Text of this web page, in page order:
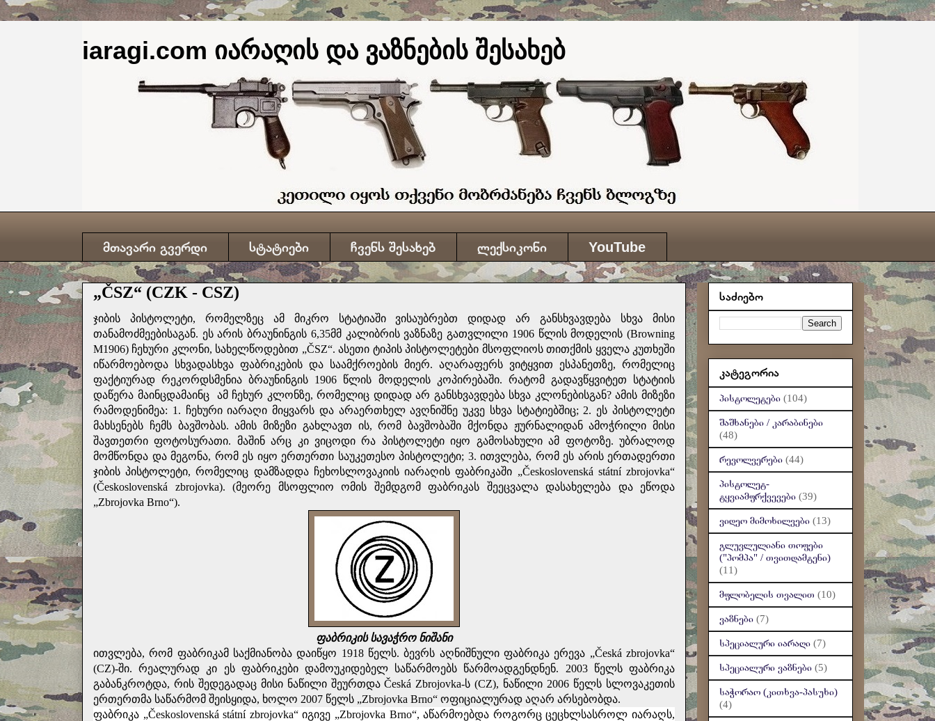
iaragi.com იარაღის და ვაზნების შესახებ
მთავარი გვერდი სტატიები ჩვენს შესახებ ლექსიკონი YouTube
„ČSZ“ (CZK - CSZ)
ჯიბის პისტოლეტი, რომელზეც ამ მიკრო სტატიაში ვისაუბრებთ დიდად არ განსხვავდება სხვა მისი
თანამოძმეებისაგან. ეს არის ბრაუნინგის 6,35მმ კალიბრის ვაზნაზე გათვლილი 1906 წლის მოდელის (Browning
M1906) ჩეხური კლონი, სახელწოდებით „ČSZ“. ასეთი ტიპის პისტოლეტები მსოფლიოს თითქმის ყველა კუთხეში
იწარმოებოდა სხვადასხვა ფაბრიკების და საამქროების მიერ. აღარაფერს ვიტყვით ესპანეთზე, რომელიც
ფაქტიურად რეკორდსმენია ბრაუნინგის 1906 წლის მოდელის კოპირებაში. რატომ გადავწყვიტეთ სტატიის
დაწერა მაინცდამაინც
ამ ჩეხურ კლონზე, რომელიც დიდად არ განსხვავდება სხვა კლონებისგან? ამის მიზეზი
რამოდენიმეა: 1. ჩეხური იარაღი მიყვარს და არაერთხელ ავღნიშნე უკვე სხვა სტატიებშიც; 2. ეს პისტოლეტი
მახსენებს ჩემს ბავშობას. ამის მიზეზი გახლავთ ის, რომ ბავშობაში მქონდა ჟურნალიდან ამოჭრილი მისი
შავთეთრი ფოტოსურათი. მაშინ არც კი ვიცოდი რა პისტოლეტი იყო გამოსახული ამ ფოტოზე. უბრალოდ
მომწონდა და მეგონა, რომ ეს იყო ერთერთი საუკეთესო პისტოლეტი; 3. ითვლება, რომ ეს არის ერთადერთი
ჯიბის პისტოლეტი, რომელიც დამზადდა ჩეხოსლოვაკიის იარაღის ფაბრიკაში „Československá státní zbrojovka“
(Československá zbrojovka). (მეორე მსოფლიო ომის შემდგომ ფაბრიკას შეეცვალა დასახელება და ეწოდა
„Zbrojovka Brno“).
ფაბრიკის სავაჭრო ნიშანი
ითვლება, რომ ფაბრიკამ საქმიანობა დაიწყო 1918 წელს. ბევრს აღნიშნული ფაბრიკა ერევა „Česká zbrojovka“
(CZ)-ში. რეალურად კი ეს ფაბრიკები დამოუკიდებელ საწარმოებს წარმოადგენდნენ. 2003 წელს ფაბრიკა
გაბანკროტდა, რის შედეგადაც მისი ნაწილი შეურთდა Česká Zbrojovka-ს (CZ), ნაწილი 2006 წელს სლოვაკეთის
ერთერთმა საწარმომ შეისყიდა, ხოლო 2007 წელს „Zbrojovka Brno“ ოფიციალურად აღარ არსებობდა.
ფაბრიკა „Československá státní zbrojovka“ იგივე „Zbrojovka Brno“, აწარმოებდა როგორც ცეცხლსასროლ იარაღს,
საძიებო
კატეგორია
პისტოლეტები (104)
შაშხანები / კარაბინები
(48)
რევოლვერები (44)
პისტოლეტ-
ტყვიამფრქვევები (39)
ვიდეო მიმოხილვები (13)
გლუვლულიანი თოფები
("პომპა" / თვითდამტენი)
(11)
მფლობელის თვალით (10)
ვაზნები (7)
სპეციალური იარაღი (7)
სპეციალური ვაზნები (5)
საჭორაო (კითხვა-პასუხი)
(4)